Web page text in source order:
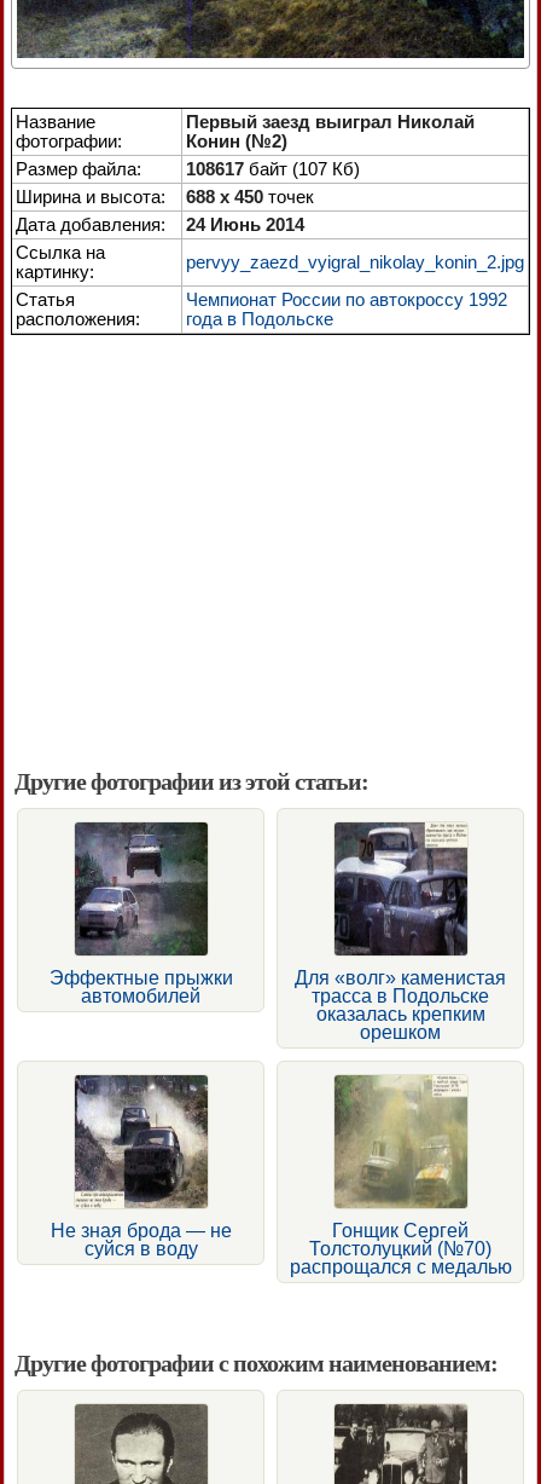
Название
фотографии:
Первый заезд выиграл Николай
Конин (№2)
Размер файла:
108617 байт (107 Кб)
Ширина и высота:
688 x 450 точек
Дата добавления:
24 Июнь 2014
Ссылка на
картинку:
pervyy_zaezd_vyigral_nikolay_konin_2.jpg
Статья
расположения:
Чемпионат России по автокроссу 1992
года в Подольске
Другие фотографии из этой статьи:
Эффектные прыжки
автомобилей
Для «волг» каменистая
трасса в Подольске
оказалась крепким
орешком
Не зная брода — не
суйся в воду
Гонщик Сергей
Толстолуцкий (№70)
распрощался с медалью
Другие фотографии с похожим наименованием: